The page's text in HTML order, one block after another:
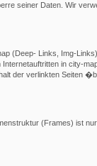
seiner Daten. Wir
(Deep- Links, Img-
in city-
der verlinkten Seiten
(Frames) ist